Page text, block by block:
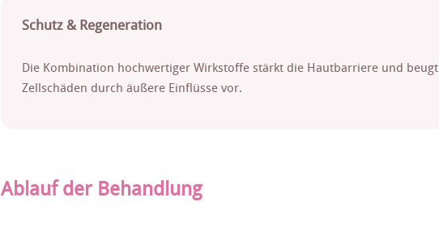
Schutz & Regeneration
Die Kombination hochwertiger Wirkstoffe stärkt die Hautbarriere und beugt
Zellschäden durch äußere Einflüsse vor.
Ablauf der Behandlung